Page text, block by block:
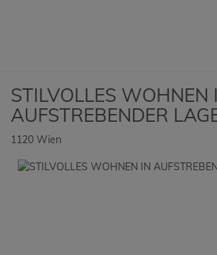
STILVOLLES WOHNEN
AUFSTREBENDER
1120 Wien